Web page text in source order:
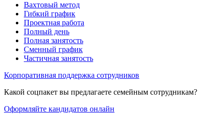
Вахтовый метод
Гибкий график
Проектная работа
Полный день
Полная занятость
Сменный график
Частичная занятость
Корпоративная поддержка сотрудников
Какой соцпакет вы предлагаете семейным сотрудникам?
Оформляйте кандидатов онлайн